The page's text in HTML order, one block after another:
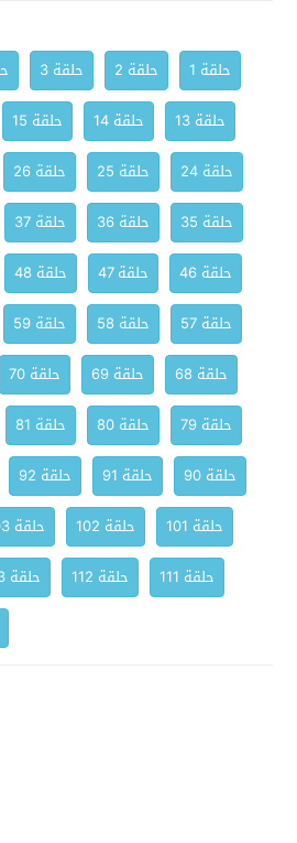
حلقة 1 حلقة 2 حلقة 3
حلقة 13
حلقة 14 حلقة 15
حلقة 24
حلقة 25 حلقة 26
حلقة 35
حلقة 36 حلقة 37
حلقة 46
حلقة 47 حلقة 48
حلقة 57
حلقة 58 حلقة 59
حلقة 68
حلقة 69 حلقة 70
حلقة 79
حلقة 80 حلقة 81
حلقة 90
حلقة 91 حلقة 92
حلقة 101
حلقة 102 حلقة 103
حلقة 111
حلقة 112 حلقة 113